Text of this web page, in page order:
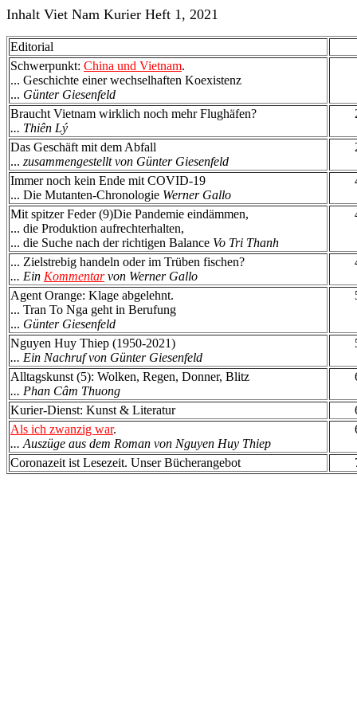
Inhalt Viet Nam Kurier Heft 1, 2021
Editorial
Schwerpunkt: China und Vietnam.
... Geschichte einer wechselhaften Koexistenz
... Günter Giesenfeld
Braucht Vietnam wirklich noch mehr Flughäfen?
... Thiên Lý
Das Geschäft mit dem Abfall
... zusammengestellt von Günter Giesenfeld
Immer noch kein Ende mit COVID-19
... Die Mutanten-Chronologie Werner Gallo
Mit spitzer Feder (9)Die Pandemie eindämmen,
... die Produktion aufrechterhalten,
... die Suche nach der richtigen Balance Vo Tri Thanh
... Zielstrebig handeln oder im Trüben fischen?
... Ein Kommentarvon Werner Gallo
Agent Orange: Klage abgelehnt.
... Tran To Nga geht in Berufung
... Günter Giesenfeld
Nguyen Huy Thiep (1950-2021)
... Ein Nachruf von Günter Giesenfeld
Alltagskunst (5): Wolken, Regen, Donner, Blitz
... Phan Câm Thuong
Kurier-Dienst: Kunst & Literatur
Als ich zwanzig war.
... Auszüge aus dem Roman von Nguyen Huy Thiep
Coronazeit ist Lesezeit. Unser Bücherangebot